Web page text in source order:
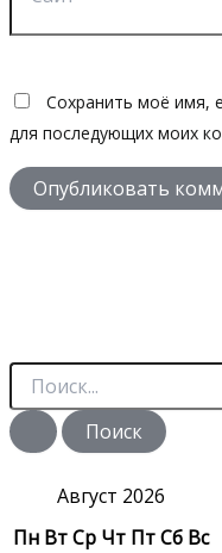
Сохранить моё имя,
для последующих моих
П
и
с
Август 2026
Пн ВтСр Чт ПтСб Вс